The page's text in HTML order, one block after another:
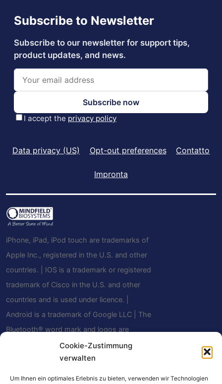
Cookie-Zustimmung
verwalten
Um Ihnen ein optimales Erlebnis zu bieten, verwenden wir Technologien
Data privacy (US) Opt-out preferences Contatto
Impronta
iPhone, iPad, iPod touch are trademarks of
Apple Inc., registered in the U.S. and other
countries. | IOS is a trademark or registered
trademark of Cisco in the U.S. and other
countries and is used under licence. |
Android is a trademark of Google LLC | The
Bluetooth® word mark and logos are
registered trademarks owned by Bluetooth
SIG, Inc. and any use of such marks by